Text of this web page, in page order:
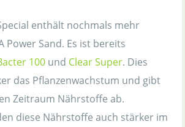
enthält nochmals mehr
Power Sand. Es ist bereits
100 und Clear Super. Dies
das Pflanzenwachstum und gibt
Zeitraum Nährstoffe ab.
diese Nährstoffe auch stärker im